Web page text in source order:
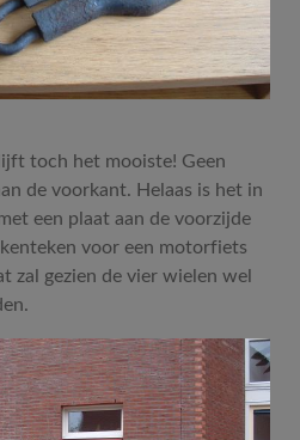
toch het mooiste! Geen
de voorkant. Helaas is het in
een plaat aan de voorzijde
voor een motorfiets
zal gezien de vier wielen wel